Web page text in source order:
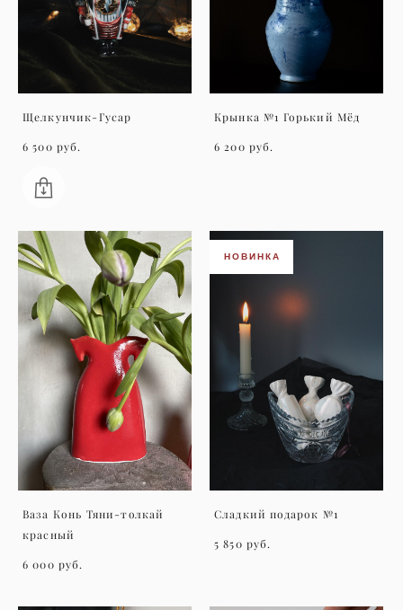
Щелкунчик-Гусар
6 500 pуб.
Крынка №1 Горький Мёд
6 200 pуб.
Ваза Конь Тяни-толкай
красный
6 000 pуб.
НОВИНКА
Сладкий подарок №1
5 850 pуб.